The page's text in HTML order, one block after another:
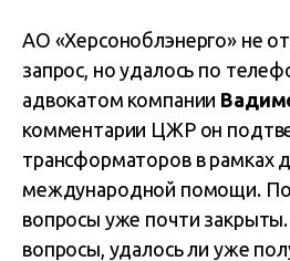
АО «Херсоноблэнерго» не
запрос, но удалось по
адвокатом компании
комментарии ЦЖР он
трансформаторов в рамках
международной помощи. По
вопросы уже почти
вопросы, удалось ли уже